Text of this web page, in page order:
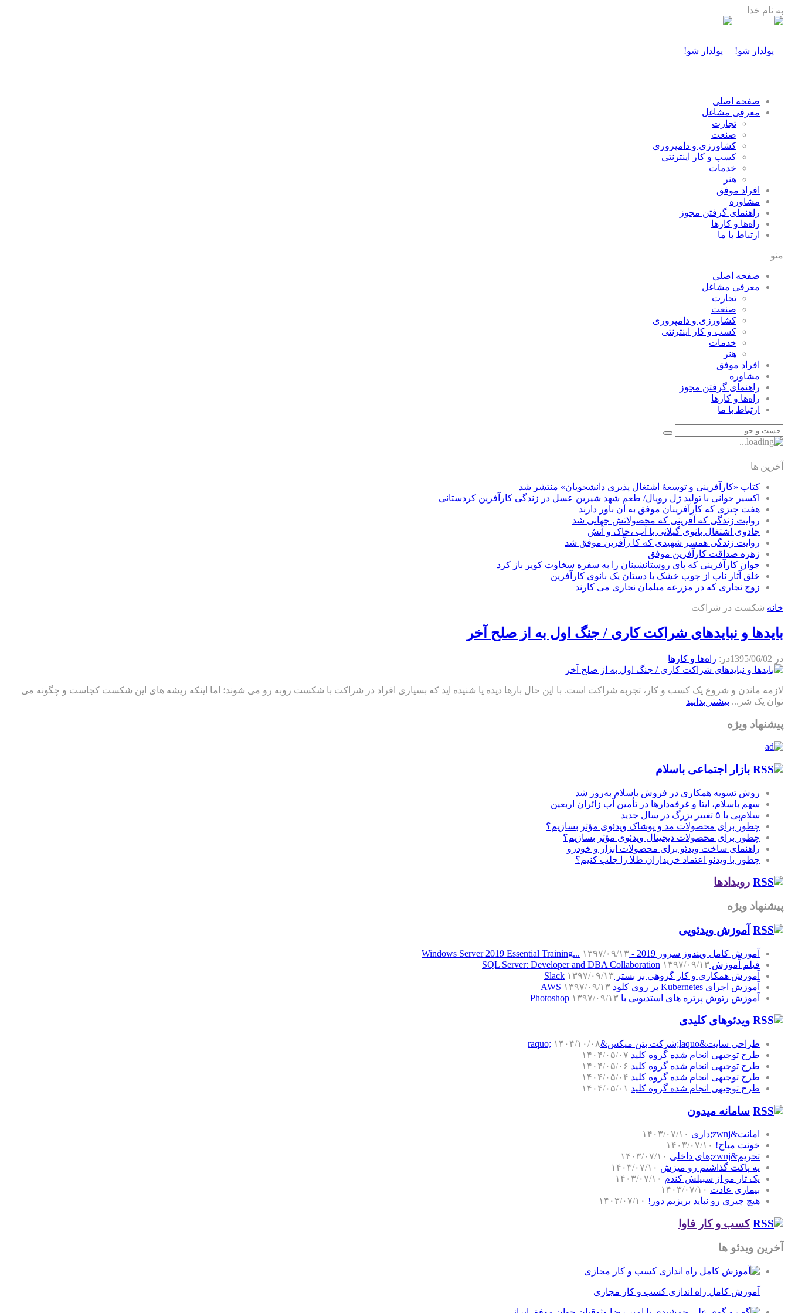
به نام خدا
صفحه اصلی
معرفی مشاغل
تجارت
صنعت
كشاورزی و دامپروری
كسب و كار اينترنتی
خدمات
هنر
افراد موفق
مشاوره
راهنمای گرفتن مجوز
راه‌ها و كارها
ارتباط با ما
منو
صفحه اصلی
معرفی مشاغل
تجارت
صنعت
كشاورزی و دامپروری
كسب و كار اينترنتی
خدمات
هنر
افراد موفق
مشاوره
راهنمای گرفتن مجوز
راه‌ها و كارها
ارتباط با ما
آخرین ها
کتاب «کارآفرینی و توسعۀ اشتغال پذیری دانشجویان» منتشر شد
اکسیر جوانی با تولید ژل رویال/ طعم شهد شیرین عسل‌ در زندگی کارآفرین کردستانی
هفت چیزی که کارآفرینان موفق به آن باور دارند
روایت زندگی که آفرینی که محصولاتش جهانی شد
جادوی اشتغال بانوی گیلانی با آب ،خاک و آتش
روایت زندگی همسر شهیدی که کا رآفرین موفق شد
زهره صداقت کارآفرین موفق
جوان کارآفرینی که پای روستانشینان را به سفره سخاوت کویر باز کرد
خلق آثار ناب از چوب خشک با دستان یک بانوی کارآفرین
زوج نجاری که در مزرعه مبلمان نجاری می کارند
خانه شکست در شراکت
بایدها و نبایدهای شراکت کاری / جنگ اول به از صلح آخر
در 1395/06/02در: راه‌ها و كارها
لازمه ماندن و شروع یک کسب و کار، تجربه شراکت است. با این حال بارها دیده یا شنیده اید که بسیاری افراد در شراکت با شکست روبه رو می شوند؛ اما اینکه ریشه های این شکست کجاست و چگونه می
توان یک شر... بیشتر بدانید
پیشنهاد ویژه
بازار اجتماعی باسلام
روش تسویه همکاری در فروش باسلام به‌روز شد
سهم باسلام، ایتا و غرفه‌دارها در تأمین آب زائران اربعین
سلام‌پی با ۵ تغییر بزرگ در سال جدید
چطور برای محصولات مد و پوشاک ویدئوی مؤثر بسازیم؟
چطور برای محصولات دیجیتال ویدئوی مؤثر بسازیم؟
راهنمای ساخت ویدئو برای محصولات ابزار و خودرو
چطور با ویدئو اعتماد خریداران طلا را جلب کنیم؟
رویدادها
پیشنهاد ویژه
آموزش‌ ویدئویی
آموزش کامل ویندوز سرور 2019 - Windows Server 2019 Essential Training...
۱۳۹۷/۰۹/۱۳
فیلم آموزش SQL Server: Developer and DBA Collaboration ۱۳۹۷/۰۹/۱۳
آموزش همکاری و کار گروهی بر بستر Slack ۱۳۹۷/۰۹/۱۳
آموزش اجرای Kubernetes بر روی کلود AWS
۱۳۹۷/۰۹/۱۳
آموزش رتوش پرتره های استدیویی با Photoshop ۱۳۹۷/۰۹/۱۳
ویدئوهای کلیدی
طراحی سایت&laquo;شرکت بتن میکس&raquo;
۱۴۰۴/۱۰/۰۸
طرح توجیهی انجام شده گروه کلید ۱۴۰۴/۰۵/۰۷
طرح توجیهی انجام شده گروه کلید ۱۴۰۴/۰۵/۰۶
طرح توجیهی انجام شده گروه کلید ۱۴۰۴/۰۵/۰۴
طرح توجیهی انجام شده گروه کلید ۱۴۰۴/۰۵/۰۱
سامانه میدون
امانت&zwnj;داری
۱۴۰۳/۰۷/۱۰
خونت مباح! ۱۴۰۳/۰۷/۱۰
تحریم&zwnj;های داخلی
۱۴۰۳/۰۷/۱۰
یه پاکت گذاشتم رو میزش ۱۴۰۳/۰۷/۱۰
یک تار مو از سبیلش کندم ۱۴۰۳/۰۷/۱۰
بیماری عادت ۱۴۰۳/۰۷/۱۰
هیچ چیزی رو نباید بریزیم دور! ۱۴۰۳/۰۷/۱۰
کسب و کار فاوا
آخرین ویدئو ها
آموزش کامل راه اندازی کسب و کار مجازی